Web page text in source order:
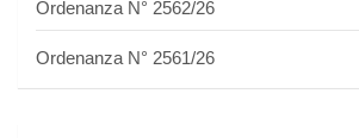
Ordenanza N° 2562/26
Ordenanza N° 2561/26